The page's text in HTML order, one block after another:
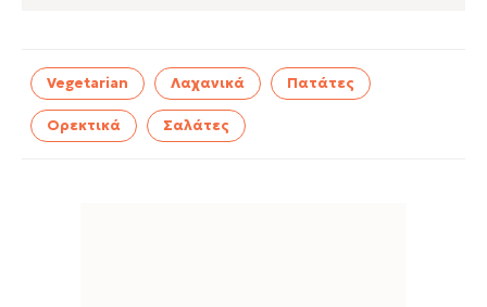
Vegetarian Λαχανικά Πατάτες
Ορεκτικά Σαλάτες